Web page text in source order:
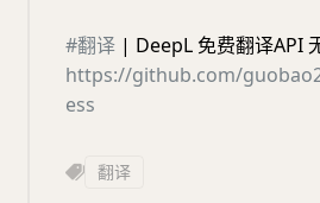
#翻译 | DeepL 免费翻译API
https://github.com/
ess
翻译